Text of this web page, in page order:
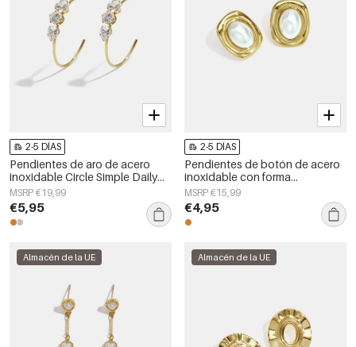
2-5 DÍAS
Pendientes de aro de acero
inoxidable Circle Simple Daily
Simple Series Joyería para mujer
MSRP €19,99
€5,95
2-5 DÍAS
Pendientes de botón de acero
inoxidable con forma
geométrica, sencillos, de la
serie Daily Simple, joyería para
mujer.
MSRP €15,99
€4,95
Almacén de la UE Almacén de la UE